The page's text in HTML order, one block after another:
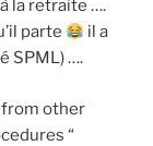
la retraite ….
parte
il a
SPML) ….
from other
“